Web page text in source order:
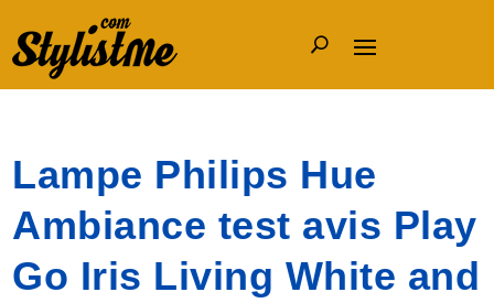
Lampe Philips Hue
Ambiance test avis Play
Go Iris Living White and